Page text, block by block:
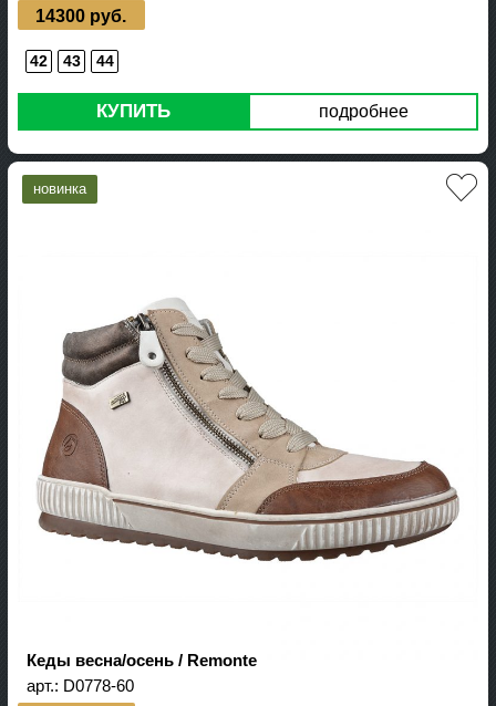
14300 руб.
42 43 44
подробнее
КУПИТЬ
Кеды весна/осень / Remonte
арт.: D0778-60